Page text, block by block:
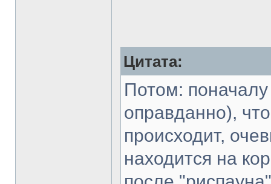
Цитата:
Потом:
оправданно),
происходит,
находится на